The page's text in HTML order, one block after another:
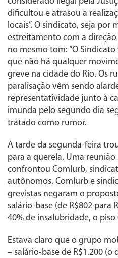
dificultou e atrasou a
locais”. O sindicato, seja por
estreitamento com a
no mesmo tom: “O
que não há qualquer
greve na cidade do Rio. Os
paralisação vêm sendo
representatividade junto à
imunda pelo segundo dia
tratado como rumor.
A tarde da segunda-feira
para a querela. Uma
confrontou Comlurb,
autônomos. Comlurb e
grevistas negaram o
salário-base (de R$802 para
40% de insalubridade, o piso
Estava claro que o grupo
– salário-base de R$1.200 (o